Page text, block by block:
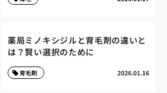
薬局ミノキシジルと育毛剤の違いと
は？賢い選択のために
2026.01.16
育毛剤